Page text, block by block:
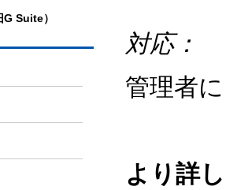
Suite）
対応：
管理者
より詳